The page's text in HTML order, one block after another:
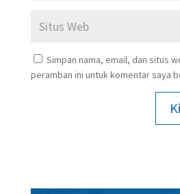
Simpan nama, email, dan situs
peramban ini untuk komentar saya